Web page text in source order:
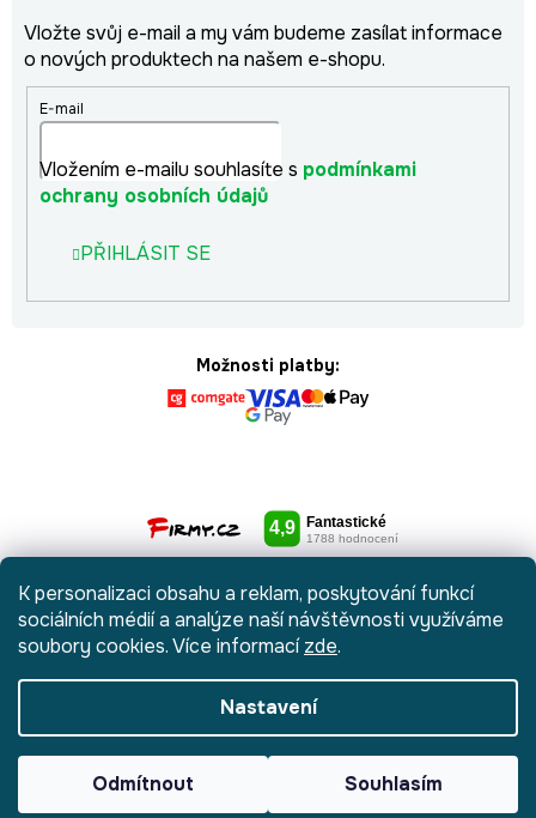
K personalizaci obsahu a reklam, poskytování funkcí
sociálních médií a analýze naší návštěvnosti využíváme
soubory cookies. Více informacízde.
Nastavení
Odmítnout Souhlasím
Vložte svůj e-mail a my vám budeme zasílat informace
o nových produktech na našem e-shopu.
E-mail
Vložením e-mailu souhlasíte s podmínkami
ochrany osobních údajů
PŘIHLÁSIT SE
Možnosti platby:
Vytvořil Shoptet
Anque Media